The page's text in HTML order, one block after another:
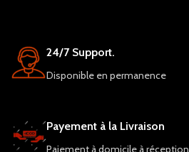
24/7 Support.
Disponible en permanence
Payement à la Livraison
Paiement à domicile à réception